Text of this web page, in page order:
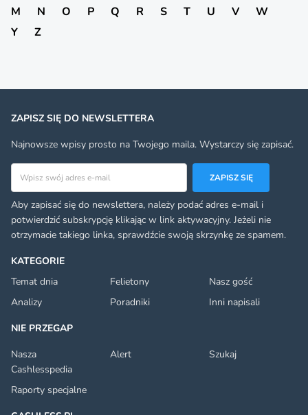
M
N O P Q R S T U V
W
Y
Z
KATEGORIE
Temat dnia
Felietony
Nasz gość
Analizy
Poradniki
Inni napisali
NIE PRZEGAP
Nasza
Cashlesspedia
Alert Szukaj
Raporty specjalne
ZAPISZ SIĘ DO NEWSLETTERA
Najnowsze wpisy prosto na Twojego maila. Wystarczy się zapisać.
Adres email
ZAPISZ SIĘ
Aby zapisać się do newslettera, należy podać adres e-mail i
potwierdzić subskrypcję klikając w link aktywacyjny. Jeżeli nie
otrzymacie takiego linka, sprawdźcie swoją skrzynkę ze spamem.